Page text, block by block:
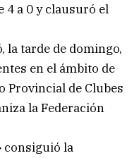
a 0 y clausuró el
la tarde de domingo,
en el ámbito de
Provincial de Clubes
la Federación
consiguió la